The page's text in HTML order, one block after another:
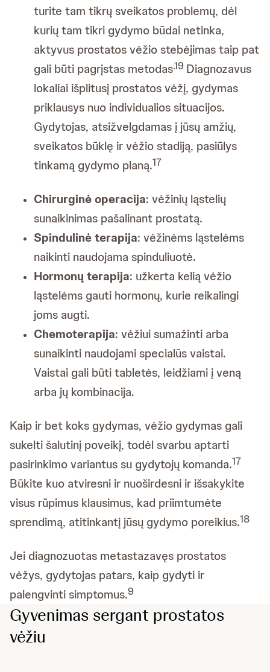
turite tam tikrų sveikatos problemų, dėl
kurių tam tikri gydymo būdai netinka,
aktyvus prostatos vėžio stebėjimas taip pat
gali būti pagrįstas metodas.19 Diagnozavus
lokaliai išplitusį prostatos vėžį, gydymas
priklausys nuo individualios situacijos.
Gydytojas, atsižvelgdamas į jūsų amžių,
sveikatos būklę ir vėžio stadiją, pasiūlys
tinkamą gydymo planą.17
Chirurginė operacija: vėžinių ląstelių
sunaikinimas pašalinant prostatą.
Spindulinė terapija: vėžinėms ląstelėms
naikinti naudojama spinduliuotė.
Hormonų terapija: užkerta kelią vėžio
ląstelėms gauti hormonų, kurie reikalingi
joms augti.
Chemoterapija: vėžiui sumažinti arba
sunaikinti naudojami specialūs vaistai.
Vaistai gali būti tabletės, leidžiami į veną
arba jų kombinacija.
Kaip ir bet koks gydymas, vėžio gydymas gali
sukelti šalutinį poveikį, todėl svarbu aptarti
pasirinkimo variantus su gydytojų komanda.17
Būkite kuo atviresni ir nuoširdesni ir išsakykite
visus rūpimus klausimus, kad priimtumėte
sprendimą, atitinkantį jūsų gydymo poreikius.18
Jei diagnozuotas metastazavęs prostatos
vėžys, gydytojas patars, kaip gydyti ir
palengvinti simptomus.9
Gyvenimas sergant prostatos
vėžiu